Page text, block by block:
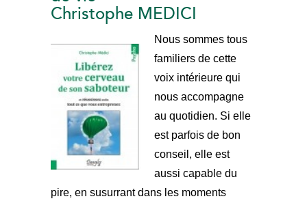
Christophe MEDICI
Nous sommes tous
familiers de cette
voix intérieure qui
nous accompagne
au quotidien. Si elle
est parfois de bon
conseil, elle est
aussi capable du
pire, en susurrant dans les moments